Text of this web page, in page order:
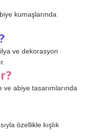
kumaşlarında
ve dekorasyon
abiye tasarımlarında
özellikle kışlık